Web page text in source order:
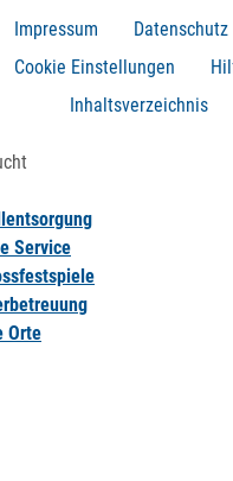
Impressum
Datenschutz
Cookie Einstellungen
Inhaltsverzeichnis
Service
Orte